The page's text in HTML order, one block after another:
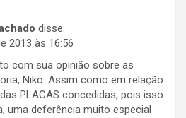
disse:
2013 às 16:56
com sua opinião sobre as
Niko. Assim como em relação
PLACAS concedidas, pois isso
uma deferência muito especial